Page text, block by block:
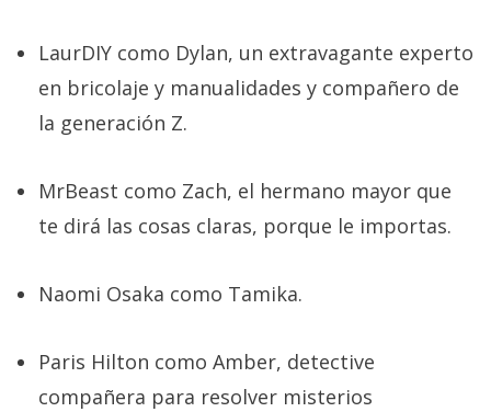
LaurDIY como Dylan, un extravagante experto
en bricolaje y manualidades y compañero de
la generación Z.
MrBeast como Zach, el hermano mayor que
te dirá las cosas claras, porque le importas.
Naomi Osaka como Tamika.
Paris Hilton como Amber, detective
compañera para resolver misterios